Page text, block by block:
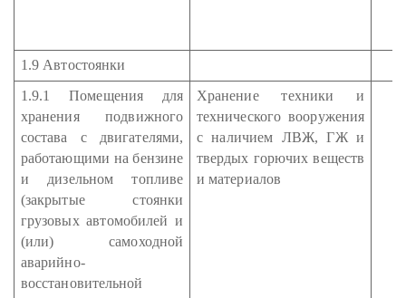
1.9 Автостоянки
1.9.1 Помещения для
хранения подвижного
состава с двигателями,
работающими на бензине
и дизельном топливе
(закрытые стоянки
грузовых автомобилей и
(или) самоходной
аварийно-
восстановительной
Хранение техники и
технического вооружения
с наличием ЛВЖ, ГЖ и
твердых горючих веществ
и материалов